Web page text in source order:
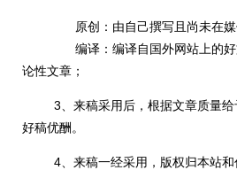
原创：由自己撰写且尚未在媒体
编译：编译自国外网站上的好文
论性文章；
3、来稿采用后，根据文章质量给
好稿优酬。
4、来稿一经采用，版权归本站和